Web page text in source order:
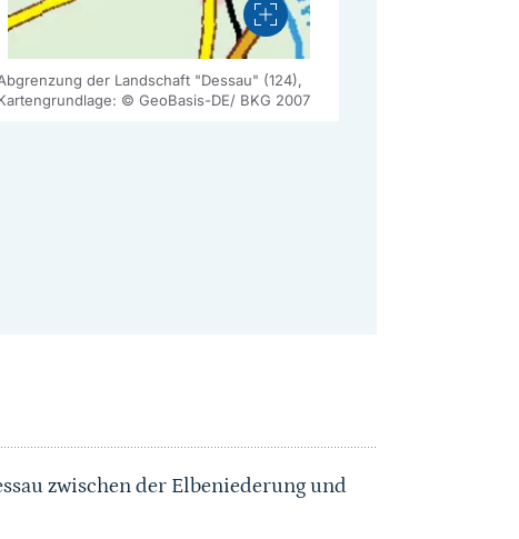
Vergrößern
der Landschaft "Dessau" (124),
© GeoBasis-DE/ BKG 2007
zwischen der Elbeniederung und